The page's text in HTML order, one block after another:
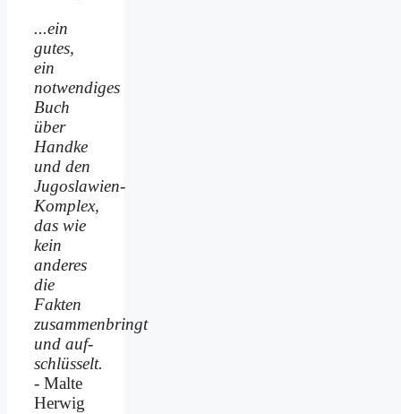
...ein
gutes,
ein
notwendiges
Buch
über
Handke
und den
Jugoslawien-
Komplex,
das wie
kein
anderes
die
Fakten
zusammenbringt
und auf­
schlüsselt.
- Malte
Herwig